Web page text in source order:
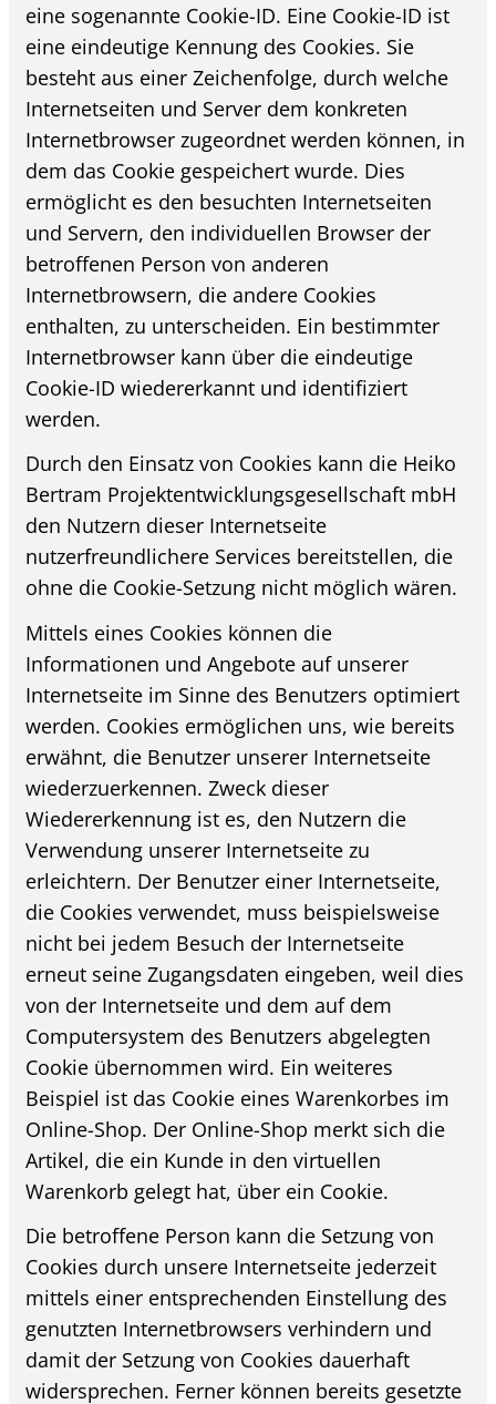
eine sogenannte Cookie-ID. Eine Cookie-ID ist
eine eindeutige Kennung des Cookies. Sie
besteht aus einer Zeichenfolge, durch welche
Internetseiten und Server dem konkreten
Internetbrowser zugeordnet werden können, in
dem das Cookie gespeichert wurde. Dies
ermöglicht es den besuchten Internetseiten
und Servern, den individuellen Browser der
betroffenen Person von anderen
Internetbrowsern, die andere Cookies
enthalten, zu unterscheiden. Ein bestimmter
Internetbrowser kann über die eindeutige
Cookie-ID wiedererkannt und identifiziert
werden.
Durch den Einsatz von Cookies kann die Heiko
Bertram Projektentwicklungsgesellschaft mbH
den Nutzern dieser Internetseite
nutzerfreundlichere Services bereitstellen, die
ohne die Cookie-Setzung nicht möglich wären.
Mittels eines Cookies können die
Informationen und Angebote auf unserer
Internetseite im Sinne des Benutzers optimiert
werden. Cookies ermöglichen uns, wie bereits
erwähnt, die Benutzer unserer Internetseite
wiederzuerkennen. Zweck dieser
Wiedererkennung ist es, den Nutzern die
Verwendung unserer Internetseite zu
erleichtern. Der Benutzer einer Internetseite,
die Cookies verwendet, muss beispielsweise
nicht bei jedem Besuch der Internetseite
erneut seine Zugangsdaten eingeben, weil dies
von der Internetseite und dem auf dem
Computersystem des Benutzers abgelegten
Cookie übernommen wird. Ein weiteres
Beispiel ist das Cookie eines Warenkorbes im
Online-Shop. Der Online-Shop merkt sich die
Artikel, die ein Kunde in den virtuellen
Warenkorb gelegt hat, über ein Cookie.
Die betroffene Person kann die Setzung von
Cookies durch unsere Internetseite jederzeit
mittels einer entsprechenden Einstellung des
genutzten Internetbrowsers verhindern und
damit der Setzung von Cookies dauerhaft
widersprechen. Ferner können bereits gesetzte